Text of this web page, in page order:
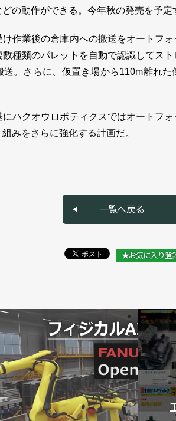
の動作ができる。今年秋の発売を予定
作業後の倉庫内への搬送をオートフ
種類のパレットを自動で認識してス
。さらに、仮置き場から110m離れ
ハクオウロボティクスではオートフ
みをさらに強化する計画だ。
一覧へ戻る
★お気に入り登